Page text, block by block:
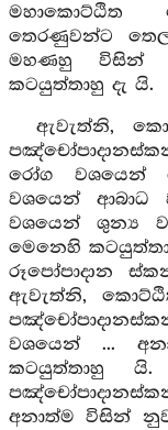
මහාකොට්ඨිත
තෙරණුවන්ට
මහණහු විසින්
කටයුත්තාහු දැ යි.
ඇවැත්නි,
රෝග වශයෙන්
වශයෙන් ආබාධ
වශයෙන් ශුන්‍ය
මෙනෙහි
රූපෝපාදාන
ඇවැත්නි,
වශයෙන් ...
කටයුත්තාහු
අනාත්ම විසින්